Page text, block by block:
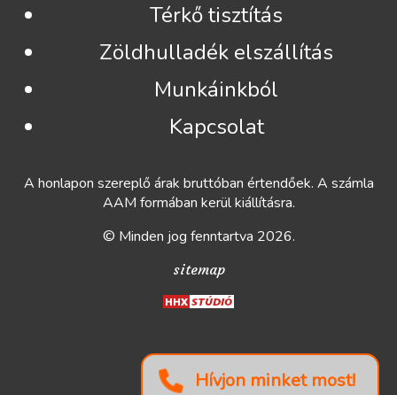
Hívjon minket most!
Térkő tisztítás
Zöldhulladék elszállítás
Munkáinkból
Kapcsolat
A honlapon szereplő árak bruttóban értendőek. A számla
AAM formában kerül kiállításra.
© Minden jog fenntartva 2026.
sitemap